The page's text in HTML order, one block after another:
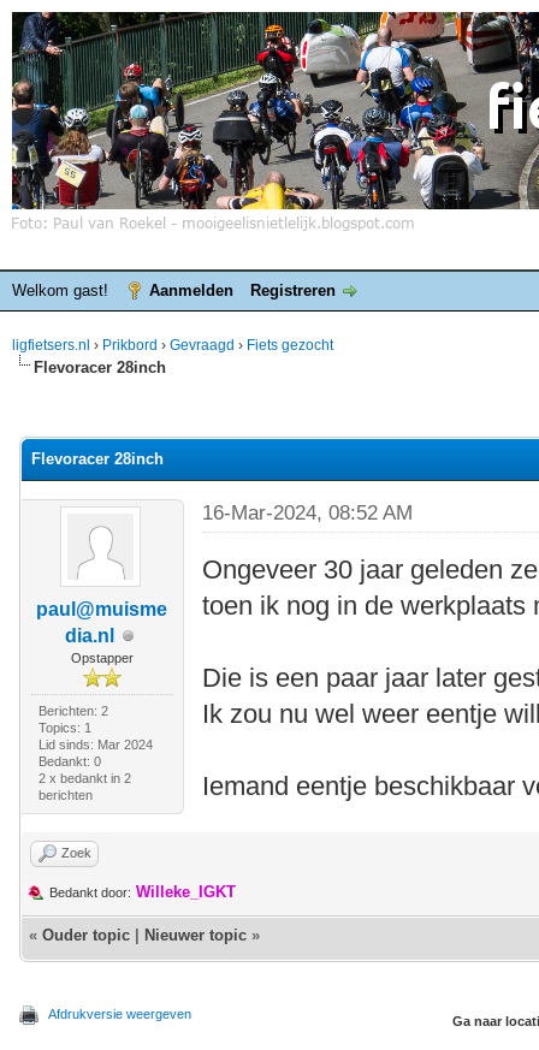
Welkom gast! Aanmelden Registreren
ligfietsers.nl › Prikbord › Gevraagd › Fiets gezocht
Flevoracer 28inch
Flevoracer 28inch
paul@muisme
dia.nl
Opstapper
Berichten: 2
Topics: 1
Lid sinds: Mar 2024
Bedankt: 0
2 x bedankt in 2
berichten
16-Mar-2024, 08:52 AM
Ongeveer 30 jaar geleden
toen ik nog in de werkplaats
Die is een paar jaar later
Ik zou nu wel weer eentje
Iemand eentje beschikbaar
Zoek
Bedankt door: Willeke_IGKT
« Ouder topic Nieuwer topic »
Afdrukversie weergeven Ga naar